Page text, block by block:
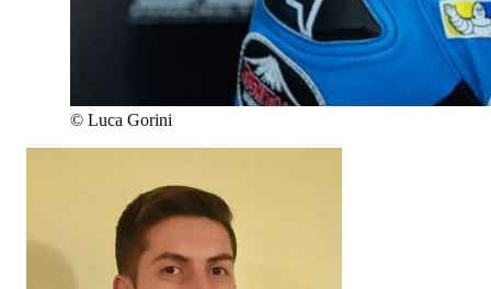
© Luca Gorini